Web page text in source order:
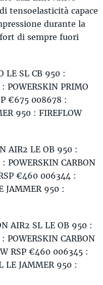
tensoelasticità capace
durante la
di sempre fuori
LE SL CB 950 :
POWERSKIN PRIMO
€675 008678 :
950 : FIREFLOW
AIR2 LE OB 950 :
POWERSKIN CARBON
€460 006344 :
JAMMER 950 :
AIR2 SL LE OB 950 :
POWERSKIN CARBON
RSP €460 006345 :
LE JAMMER 950 :